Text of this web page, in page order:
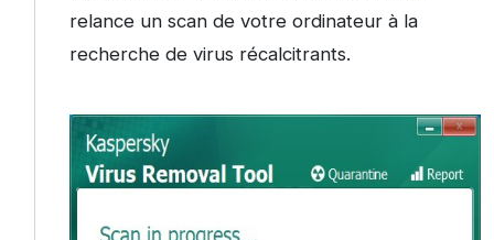
relance un scan de votre ordinateur à la
recherche de virus récalcitrants.